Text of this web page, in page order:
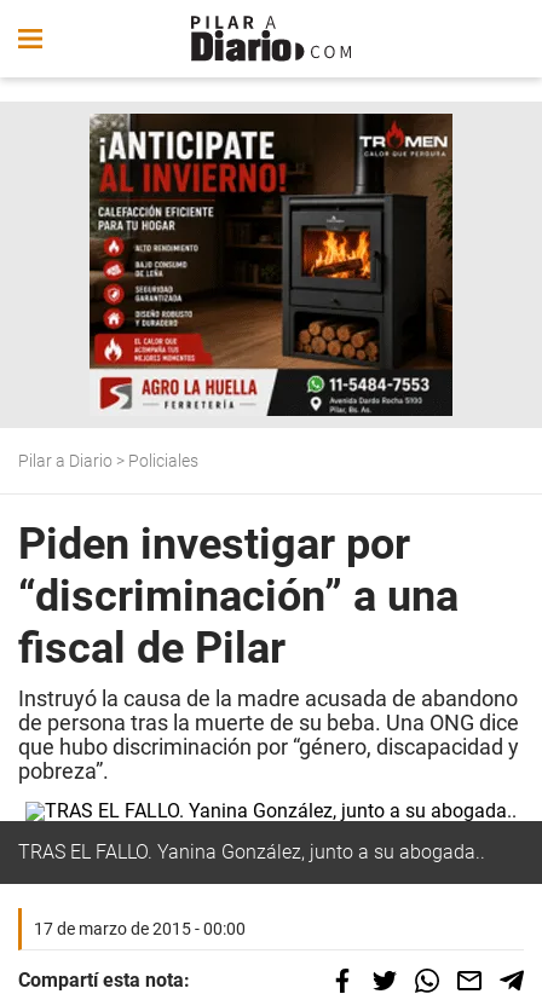
Pilar a Diario > Policiales
Piden investigar por
“discriminación” a una
fiscal de Pilar
Instruyó la causa de la madre acusada de abandono
de persona tras la muerte de su beba. Una ONG dice
que hubo discriminación por “género, discapacidad y
pobreza”.
TRAS EL FALLO. Yanina González, junto a su abogada..
17 de marzo de 2015 - 00:00
Compartí esta nota: